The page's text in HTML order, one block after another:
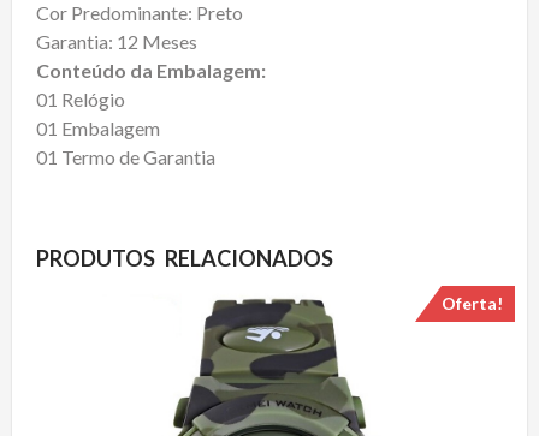
Cor Predominante: Preto
Garantia: 12 Meses
Conteúdo da Embalagem:
01 Relógio
01 Embalagem
01 Termo de Garantia
PRODUTOS RELACIONADOS
Oferta!